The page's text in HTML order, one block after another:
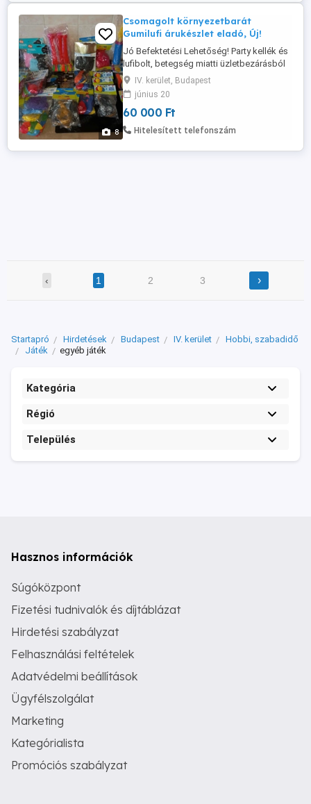
8
Csomagolt környezetbarát
Gumilufi árukészlet eladó, Új!
Jó Befektetési Lehetőség! Party kellék és
lufibolt, betegség miatti üzletbezárásból
megmaradt csomagolt Gumilufi
árukészlet Egyben eladó. Kedvező áron
kínálom, már meglévő üzletbe is, de
újonnan nyíló party, vagy más típusú
üzletbe ( pl. közért, játék bolt, stb.) is
IV. kerület, Budapest
június 20
60 000 Ft
Hitelesített telefonszám
‹ 1 2 3 ›
Startapró Hirdetések Budapest IV. kerület
Hobbi, szabadidő
Játék
egyéb játék
Kategória
Régió
Település
Hasznos információk
Súgóközpont
Fizetési tudnivalók és díjtáblázat
Hirdetési szabályzat
Felhasználási feltételek
Adatvédelmi beállítások
Ügyfélszolgálat
Marketing
Kategórialista
Promóciós szabályzat